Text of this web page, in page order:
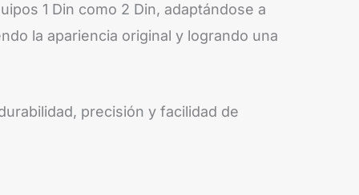
1 Din como 2 Din, adaptándose a
la apariencia original y logrando una
precisión y facilidad de